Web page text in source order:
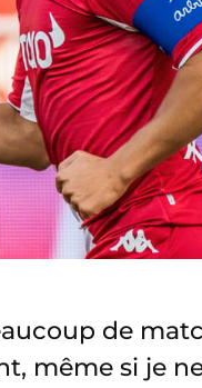
de
même si je